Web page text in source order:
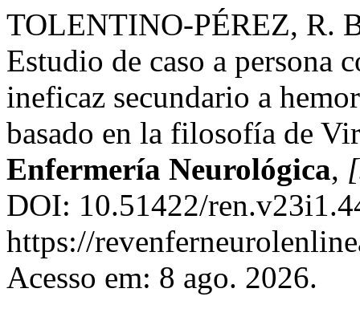
TOLENTINO-PÉREZ, R.
Estudio de caso a persona
ineficaz secundario a
basado en la filosofía de
Enfermería Neurológica,
DOI: 10.51422/
https://
Acesso em: 8 ago. 2026.